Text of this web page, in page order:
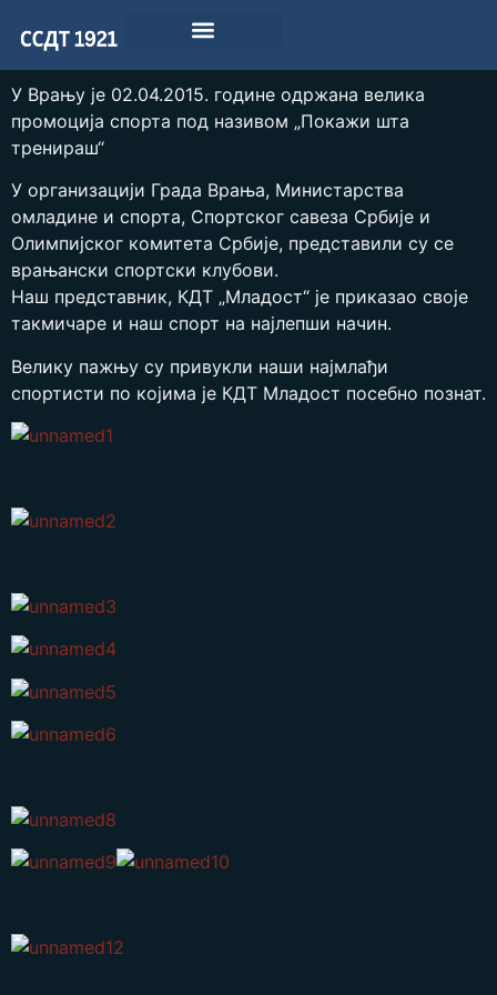
У Врању је 02.04.2015. године одржана велика
промоција спорта под називом „Покажи шта
тренираш“
У организацији Града Врања, Министарства
омладине и спорта, Спортског савеза Србије и
Олимпијског комитета Србије, представили су се
врањански спортски клубови.
Наш представник, КДТ „Младост“ je приказао своје
такмичаре и наш спорт на најлепши начин.
Велику пажњу су привукли наши најмлађи
спортисти по којима је КДТ Младост посебно познат.